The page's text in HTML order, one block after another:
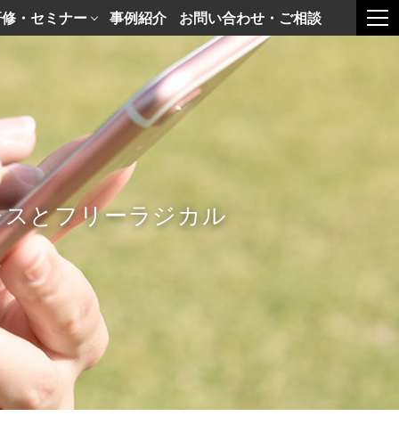
・セミナー 事例紹介 お問い合わせ・ご相談
とフリーラジカル